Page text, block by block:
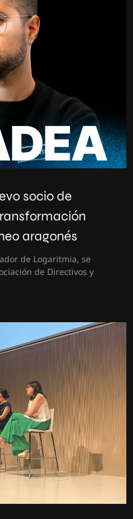
socio de
aragonés
de Logaritmia, se
de Directivos y